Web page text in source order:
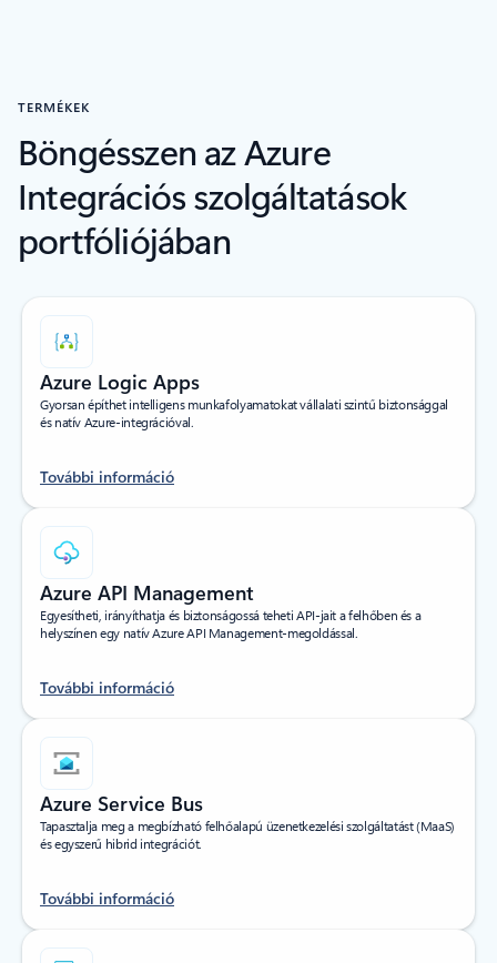
TERMÉKEK
Böngésszen az Azure
Integrációs szolgáltatások
portfóliójában
Azure Logic Apps
Gyorsan építhet intelligens munkafolyamatokat vállalati szintű biztonsággal
és natív Azure-integrációval.
További információ
Azure API Management
Egyesítheti, irányíthatja és biztonságossá teheti API-jait a felhőben és a
helyszínen egy natív Azure API Management-megoldással.
További információ
Azure Service Bus
Tapasztalja meg a megbízható felhőalapú üzenetkezelési szolgáltatást (MaaS)
és egyszerű hibrid integrációt.
További információ